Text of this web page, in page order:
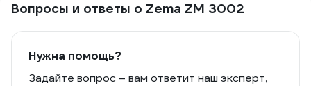
Вопросы и ответы о Zema ZM 3002
Нужна помощь?
Задайте вопрос – вам ответит наш эксперт,